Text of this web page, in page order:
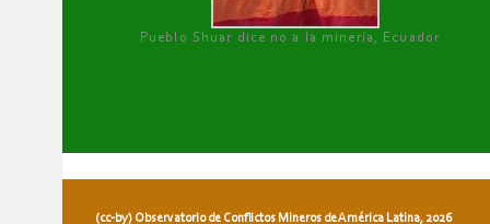
Pueblo Shuar dice no a la minería, Ecuador
(cc-by) Observatorio de Conflictos Mineros de América Latina, 2026